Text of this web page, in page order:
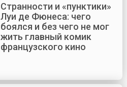
Странности и «пунктики»
Луи де Фюнеса: чего
боялся и без чего не мог
жить главный комик
французского кино